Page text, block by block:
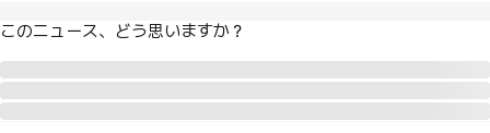
このニュース、どう思いますか？